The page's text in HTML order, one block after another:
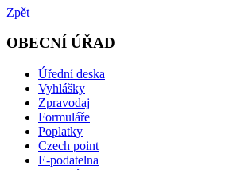
Zpět
OBECNÍ ÚŘAD
Úřední deska
Vyhlášky
Zpravodaj
Formuláře
Poplatky
Czech point
E-podatelna